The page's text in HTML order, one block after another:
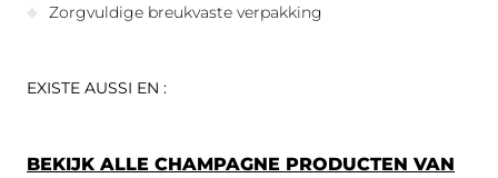
Zorgvuldige breukvaste verpakking
EXISTE AUSSI EN :
BEKIJK ALLE CHAMPAGNE PRODUCTEN VAN